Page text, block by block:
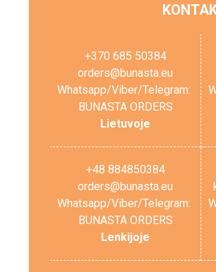
+370 685 50384
orders@bunasta.eu
Whatsapp/Viber/Telegram:
BUNASTA ORDERS
Lietuvoje
+48 884850384
orders@bunasta.eu
Whatsapp/Viber/Telegram:
BUNASTA ORDERS
Lenkijoje